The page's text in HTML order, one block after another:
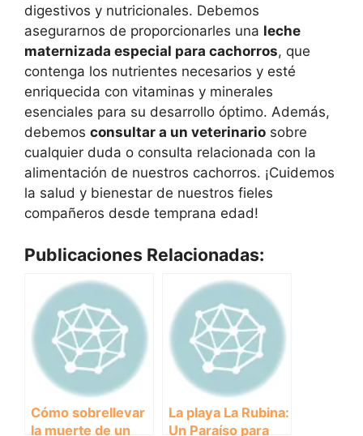
digestivos y nutricionales. Debemos
asegurarnos de proporcionarles una leche
maternizada especial para cachorros, que
contenga los nutrientes necesarios y esté
enriquecida con vitaminas y minerales
esenciales para su desarrollo óptimo. Además,
debemos consultar a un veterinario sobre
cualquier duda o consulta relacionada con la
alimentación de nuestros cachorros. ¡Cuidemos
la salud y bienestar de nuestros fieles
compañeros desde temprana edad!
Publicaciones Relacionadas:
Cómo sobrellevar
la muerte de un
La playa La Rubina:
Un Paraíso para